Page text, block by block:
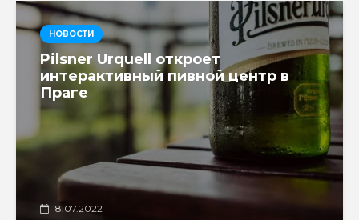
НОВОСТИ
Pilsner Urquell откроет
интерактивный пивной центр в
Праге
18.07.2022